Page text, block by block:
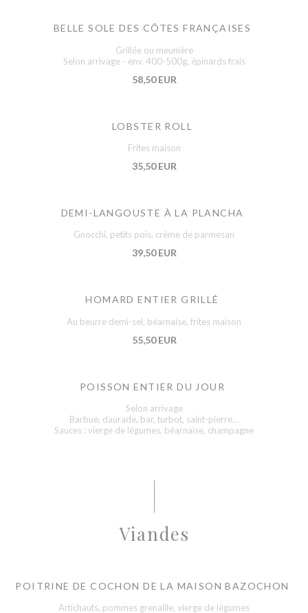
BELLE SOLE DES CÔTES FRANÇAISES
Grillée ou meunière
Selon arrivage - env. 400-500g, épinards frais
58,50 EUR
LOBSTER ROLL
Frites maison
35,50 EUR
DEMI-LANGOUSTE À LA PLANCHA
Gnocchi, petits pois, crème de parmesan
39,50 EUR
HOMARD ENTIER GRILLÉ
Au beurre demi-sel, béarnaise, frites maison
55,50 EUR
POISSON ENTIER DU JOUR
Selon arrivage
Barbue, daurade, bar, turbot, saint-pierre…
Sauces : vierge de légumes, béarnaise, champagne
Viandes
POITRINE DE COCHON DE LA MAISON BAZOCHON
Artichauts, pommes grenaille, vierge de légumes